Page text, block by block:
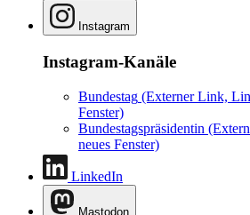
Instagram
Instagram-Kanäle
Bundestag (Externer Link,
Fenster)
Bundestagspräsidentin
neues Fenster)
LinkedIn
Mastodon